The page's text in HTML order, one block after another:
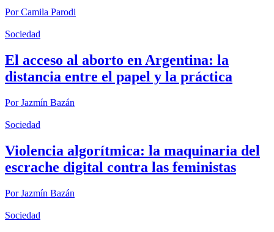
PorCamila Parodi
Sociedad
El acceso al aborto en Argentina: la
distancia entre el papel y la práctica
PorJazmín Bazán
Sociedad
Violencia algorítmica: la maquinaria del
escrache digital contra las feministas
PorJazmín Bazán
Sociedad